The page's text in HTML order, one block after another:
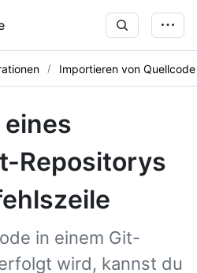
Importieren von Quellcode
Repositorys
in einem Git-
wird, kannst du